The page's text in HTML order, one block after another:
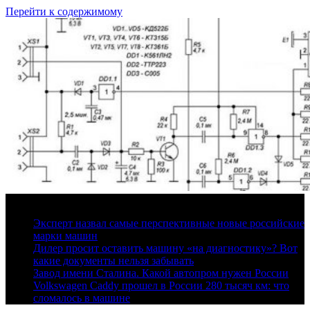
Перейти к содержимому
Эксперт назвал самые перспективные новые российские
марки машин
Дилер просит оставить машину «на диагностику»? Вот
какие документы нельзя забывать
Завод имени Сталина. Какой автопром нужен России
Volkswagen Caddy прошел в России 280 тысяч км: что
сломалось в машине